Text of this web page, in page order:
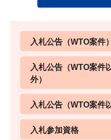
入札公告（WTO案件）
入札公告（WTO案件
外）
入札公告（WTO案件
入札参加資格